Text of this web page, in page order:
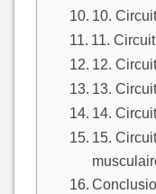
10.
11.
12.
13.
14.
15.